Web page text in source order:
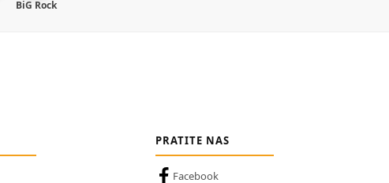
BiG Rock
PRATITE NAS
Facebook